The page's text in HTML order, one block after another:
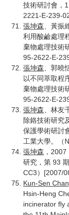
技術研討會，
2221-E-239-
張坤森 、黃
利用酸鹼處理
棄物處理技術
95-2622-E-
張坤森 、郭
以不同萃取程
棄物處理技術
95-2622-E-
張坤森 、林
除鉻技術研究
保護學術研討
工業大學。（
張坤森 ，
研究，第 93
CC3）[2007/
Kun-Sen
Hsin-Heng
incinerator fly